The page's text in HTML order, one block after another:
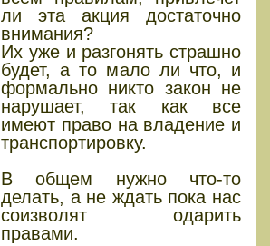
ли эта акция достаточно
внимания?
Их уже и разгонять страшно
будет, а то мало ли что, и
формально никто закон не
нарушает, так как все
имеют право на владение и
транспортировку.
В общем нужно что-то
делать, а не ждать пока нас
соизволят одарить
правами.